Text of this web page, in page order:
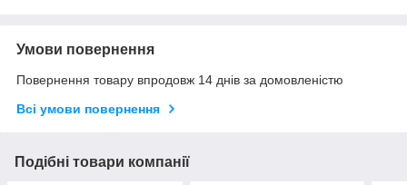
Умови повернення
Повернення товару впродовж 14 днів за домовленістю
Всі умови повернення
Подібні товари компанії